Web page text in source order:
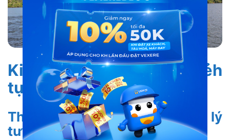
Kinh nghiệm du lịch Đạ Tẻh
tự túc cho du khách
Thời điểm du lịch Đạ Tẻh lý
tưởng nhất